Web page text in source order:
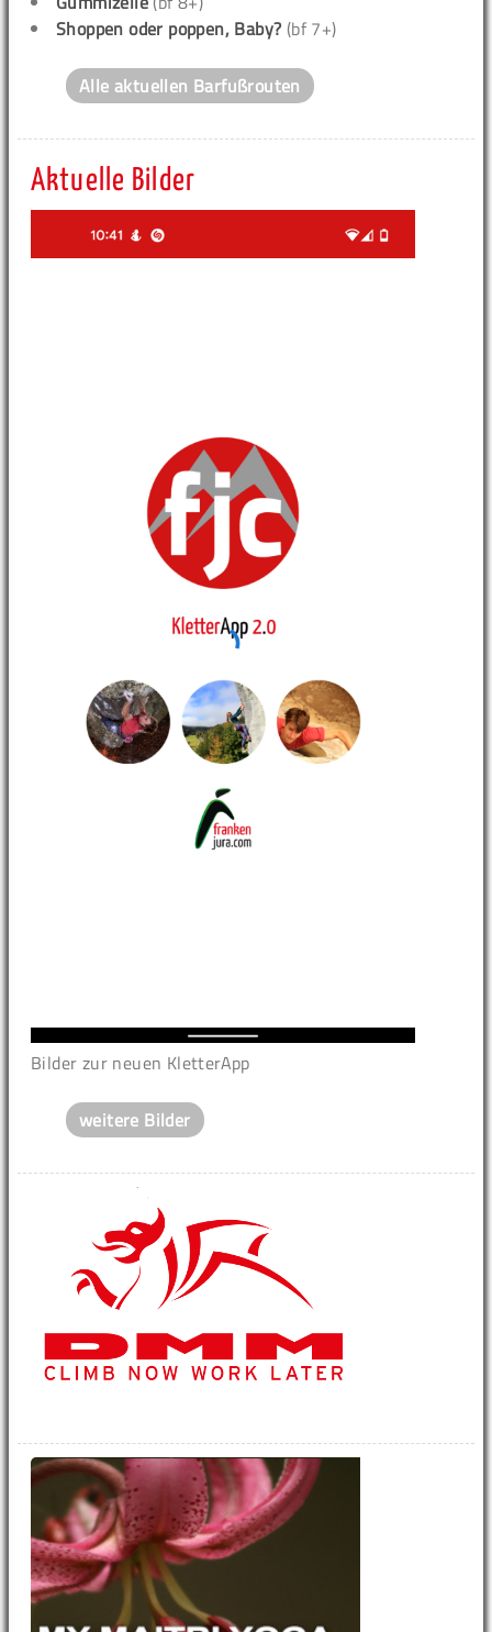
Shoppen oder poppen, Baby? (bf 7+)
Alle aktuellen Barfußrouten
Aktuelle Bilder
Bilder zur neuen KletterApp
weitere Bilder